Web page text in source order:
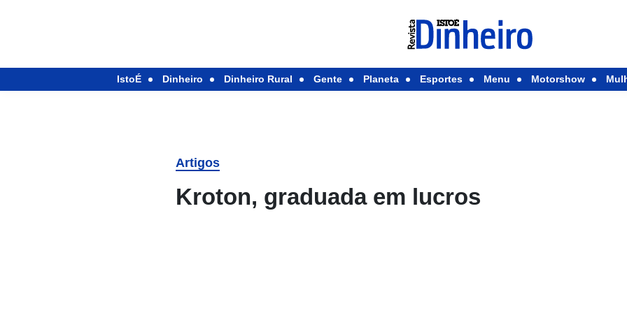
IstoÉ Dinheiro Dinheiro Rural Gente Planeta Esportes Menu Motorshow
Artigos
Kroton, graduada em lucros